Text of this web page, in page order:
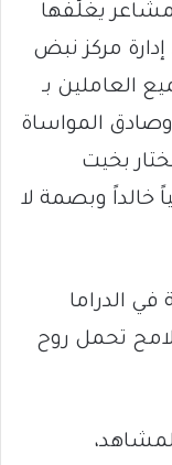
يغلّفها
مركز نبض
العاملين بـ
المواساة
بخيت
خالداً وبصمة لا
في الدراما
تحمل روح